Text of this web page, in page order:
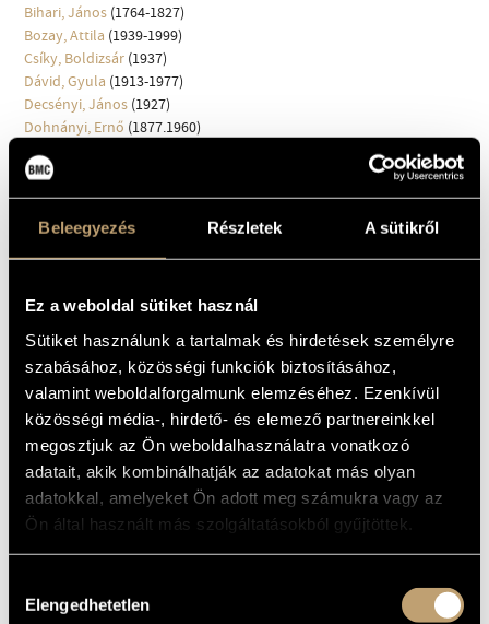
Beleegyezés Részletek A sütikről
Ez a weboldal sütiket használ
Sütiket használunk a tartalmak és hirdetések személyre
szabásához, közösségi funkciók biztosításához,
valamint weboldalforgalmunk elemzéséhez. Ezenkívül
közösségi média-, hirdető- és elemező partnereinkkel
megosztjuk az Ön weboldalhasználatra vonatkozó
adatait, akik kombinálhatják az adatokat más olyan
adatokkal, amelyeket Ön adott meg számukra vagy az
Ön által használt más szolgáltatásokból gyűjtöttek.
kiválasztása
Elengedhetetlen
Bihari, János (1764-1827)
Bozay, Attila (1939-1999)
Csíky, Boldizsár (1937)
Dávid, Gyula (1913-1977)
Decsényi, János (1927)
Dohnányi, Ernő (1877.1960)
Durkó, Zsolt
Egressy, Béni(1814-1851)
Farkas, Ferenc
(1905-2000)
Fusz, János
Gárdonyi, Zoltán(1906-1986)
Hubay, Jenő(1858-1937)
Huszár, Lajos
(1948)
Járdányi, Pál(1920-1966)
Jeney, Zoltán(1943-2019)
Kadosa, Pál(1903-1983)
Kocsár, Miklós (1933-2019)
Kósa, György(1897-1984)
Kurtág, György(1926)
Lavotta, János
(1764-1820)
Mosonyi, Mihály(1815-1870)